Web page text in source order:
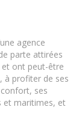
agence
parte attirées
ont peut-être
à profiter de ses
ses
et maritimes, et